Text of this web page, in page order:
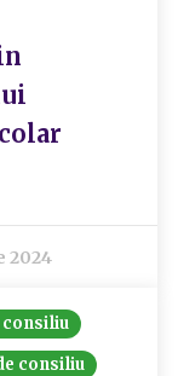
2024
consiliu